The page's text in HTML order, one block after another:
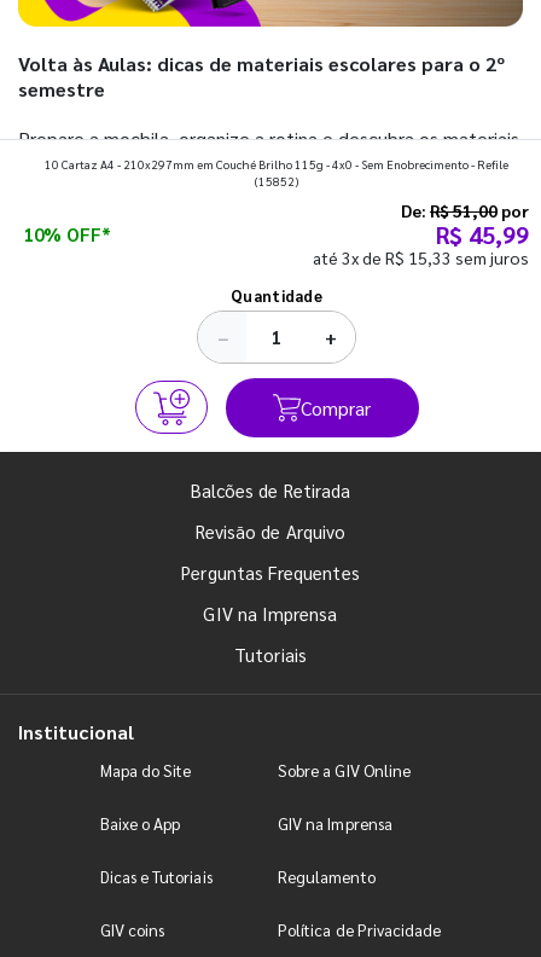
Volta às Aulas: dicas de materiais escolares para o 2º
semestre
Prepare a mochila, organize a rotina e descubra os materiais
que fazem toda diferença para começar o segundo
10 Cartaz A4 - 210x297mm em Couché Brilho 115g - 4x0 - Sem Enobrecimento - Refile
(15852)
10% OFF*
De: R$ 51,00 por
R$ 45,99
até 3x de R$ 15,33 sem juros
Quantidade
− +
Comprar
Balcões de Retirada
Revisão de Arquivo
Perguntas Frequentes
GIV na Imprensa
Tutoriais
Institucional
Mapa do Site Sobre a GIV Online
Baixe o App GIV na Imprensa
Dicas e Tutoriais Regulamento
GIV coins Política de Privacidade